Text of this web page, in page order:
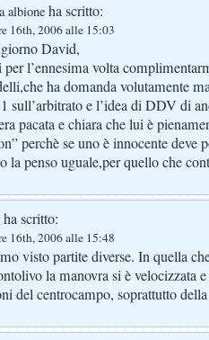
albione ha scritto:
16th, 2006 alle 15:03
David,
per l’ennesima volta
ha domanda volutamente
sull’arbitrato e l’idea di DDV di
pacata e chiara che lui è
perchè se uno è innocente deve
la penso uguale,per quello che
ha scritto:
16th, 2006 alle 15:48
visto partite diverse. In quella
la manovra si è velocizzata
del centrocampo, soprattutto